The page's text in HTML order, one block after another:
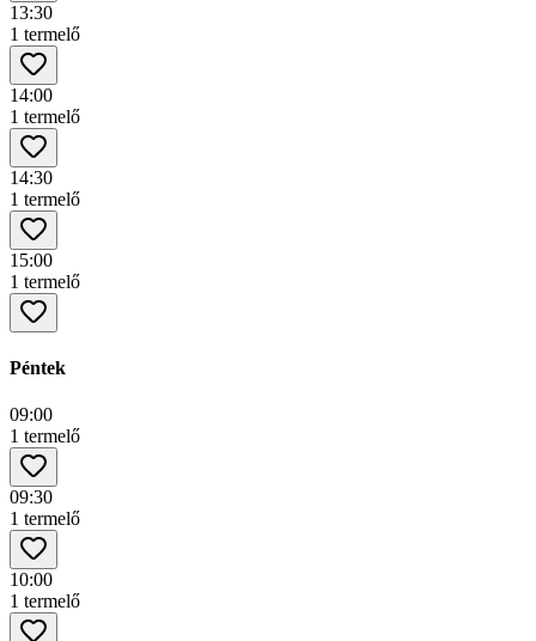
13:30
1 termelő
14:00
1 termelő
14:30
1 termelő
15:00
1 termelő
Péntek
09:00
1 termelő
09:30
1 termelő
10:00
1 termelő